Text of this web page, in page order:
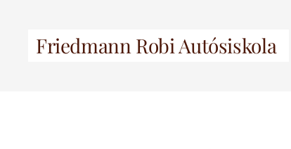
Friedmann Robi Autósiskola